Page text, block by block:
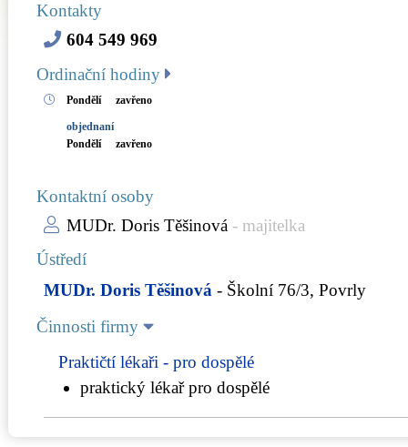
Kontakty
604 549 969
Ordinační hodiny
Pondělí zavřeno
objednaní
Pondělí
zavřeno
Kontaktní osoby
MUDr. Doris Těšinová - majitelka
Ústředí
MUDr. Doris Těšinová - Školní 76/3, Povrly
Činnosti firmy
Praktičtí lékaři - pro dospělé
praktický lékař pro dospělé